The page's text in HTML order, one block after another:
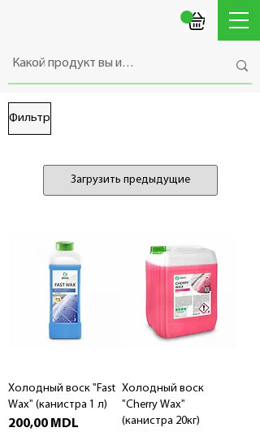
Фильтр
Загрузить предыдущие
Холодный воск "Fast
Wax" (канистра 1 л)
Цена
200,00 MDL
Холодный воск
"Cherry Wax"
(канистра 20кг)